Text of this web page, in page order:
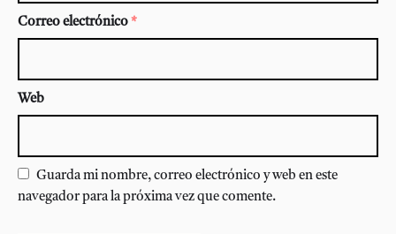
Correo electrónico *
Web
Guarda mi nombre, correo electrónico y web en este
navegador para la próxima vez que comente.